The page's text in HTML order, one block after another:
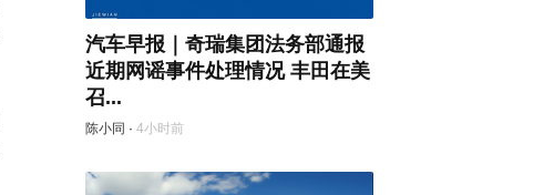
汽车早报｜奇瑞集团法务部通报
近期网谣事件处理情况 丰田在美
召...
陈小同 · 4小时前